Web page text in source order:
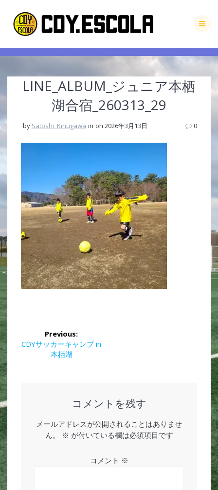
to
content
LINE_ALBUM_ジュニア本栖
湖合宿_260313_29
by Satoshi_Kinugawa in on 2026年3月13日 0
投
稿
ナ
ビ
ゲ
ー
シ
ョ
ン
Previous:
Previous
CDYサッカーキャンプ in
本栖湖
コメントを残す
メールアドレスが公開されることはありませ
ん。
※ が付いている欄は必須項目です
コメント ※